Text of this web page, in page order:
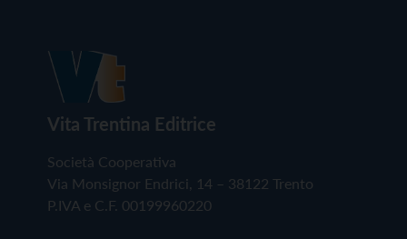
Vita Trentina Editrice
Società Cooperativa
Via Monsignor Endrici, 14 – 38122 Trento
P.IVA e C.F. 00199960220